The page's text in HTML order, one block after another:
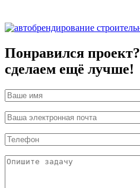
Понравился проект?
сделаем ещё лучше!